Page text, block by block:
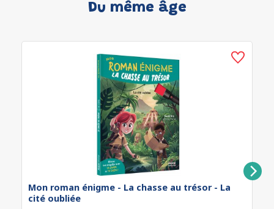
Du même âge
Mon roman énigme - La chasse au trésor - La
cité oubliée